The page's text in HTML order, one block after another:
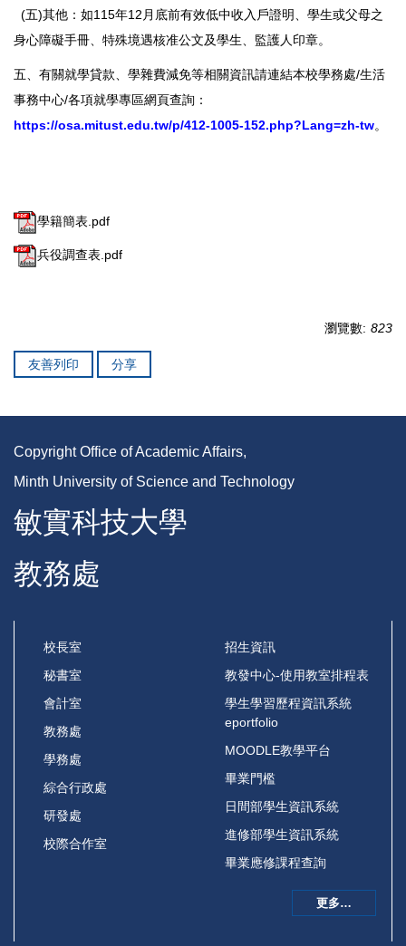
(五)其他：如115年12月底前有效低中收入戶證明、學生或父母之
身心障礙手冊、特殊境遇核准公文及學生、監護人印章。
五、有關就學貸款、學雜費減免等相關資訊請連結本校學務處/生活
事務中心/各項就學專區網頁查詢：
https://osa.mitust.edu.tw/p/412-1005-152.php?Lang=zh-tw。
學籍簡表.pdf
兵役調查表.pdf
瀏覽數: 823
友善列印 分享
Copyright Office of Academic Affairs,
Minth University of Science and Technology
敏實科技大學
教務處
校長室
秘書室
會計室
教務處
學務處
綜合行政處
研發處
校際合作室
招生資訊
教發中心-使用教室排程表
學生學習歷程資訊系統
eportfolio
MOODLE教學平台
畢業門檻
日間部學生資訊系統
進修部學生資訊系統
畢業應修課程查詢
更多…